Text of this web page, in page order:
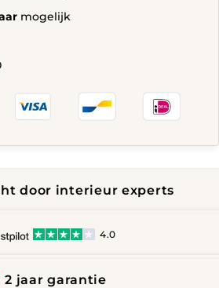
mogelijk
door interieur experts
4.0
2 jaar garantie